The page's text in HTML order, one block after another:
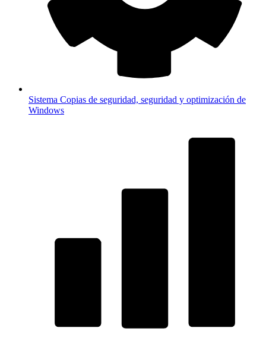
Sistema Copias de seguridad, seguridad y optimización de
Windows